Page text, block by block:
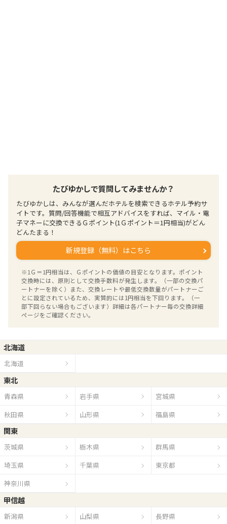
たびゆかしで質問してみませんか？
たびゆかしは、みんなが選んだホテルを検索できるホテル予約サ
イトです。質問/回答機能で相互アドバイスをすれば、マイル・電
子マネーに交換できるＧポイント(1Ｇポイント＝1円相当)がどん
どんたまる！
新規登録（無料）はこちら
※1Ｇ＝1円相当は、Ｇポイントの価値の目安となります。ポイント
交換時には、原則として交換手数料が発生します。（一部の交換パ
ートナーを除く）また、交換レートや最低交換数量がパートナーご
とに設定されているため、実質的には1円相当を下回ります。（一
部下回らない場合もございます）詳細は各パートナー毎の交換詳細
ページをご確認ください。
北海道
北海道
東北
青森県 岩手県
宮城県
秋田県
山形県 福島県
関東
茨城県 栃木県
群馬県
埼玉県
千葉県
東京都
神奈川県
甲信越
新潟県 山梨県 長野県